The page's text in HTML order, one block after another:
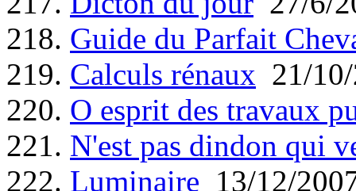
218. Guide du Parfait
219. Calculs rénaux 21/
220. O esprit des travaux
221. N'est pas dindon qui
222. Luminaire 13/12/